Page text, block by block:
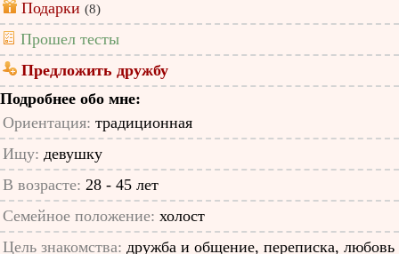
Подарки (8)
Прошел тесты
Предложить дружбу
Подробнее обо мне:
Ориентация: традиционная
Ищу: девушку
В возрасте: 28 - 45 лет
Семейное положение: холост
Цель знакомства: дружба и общение, переписка, любовь